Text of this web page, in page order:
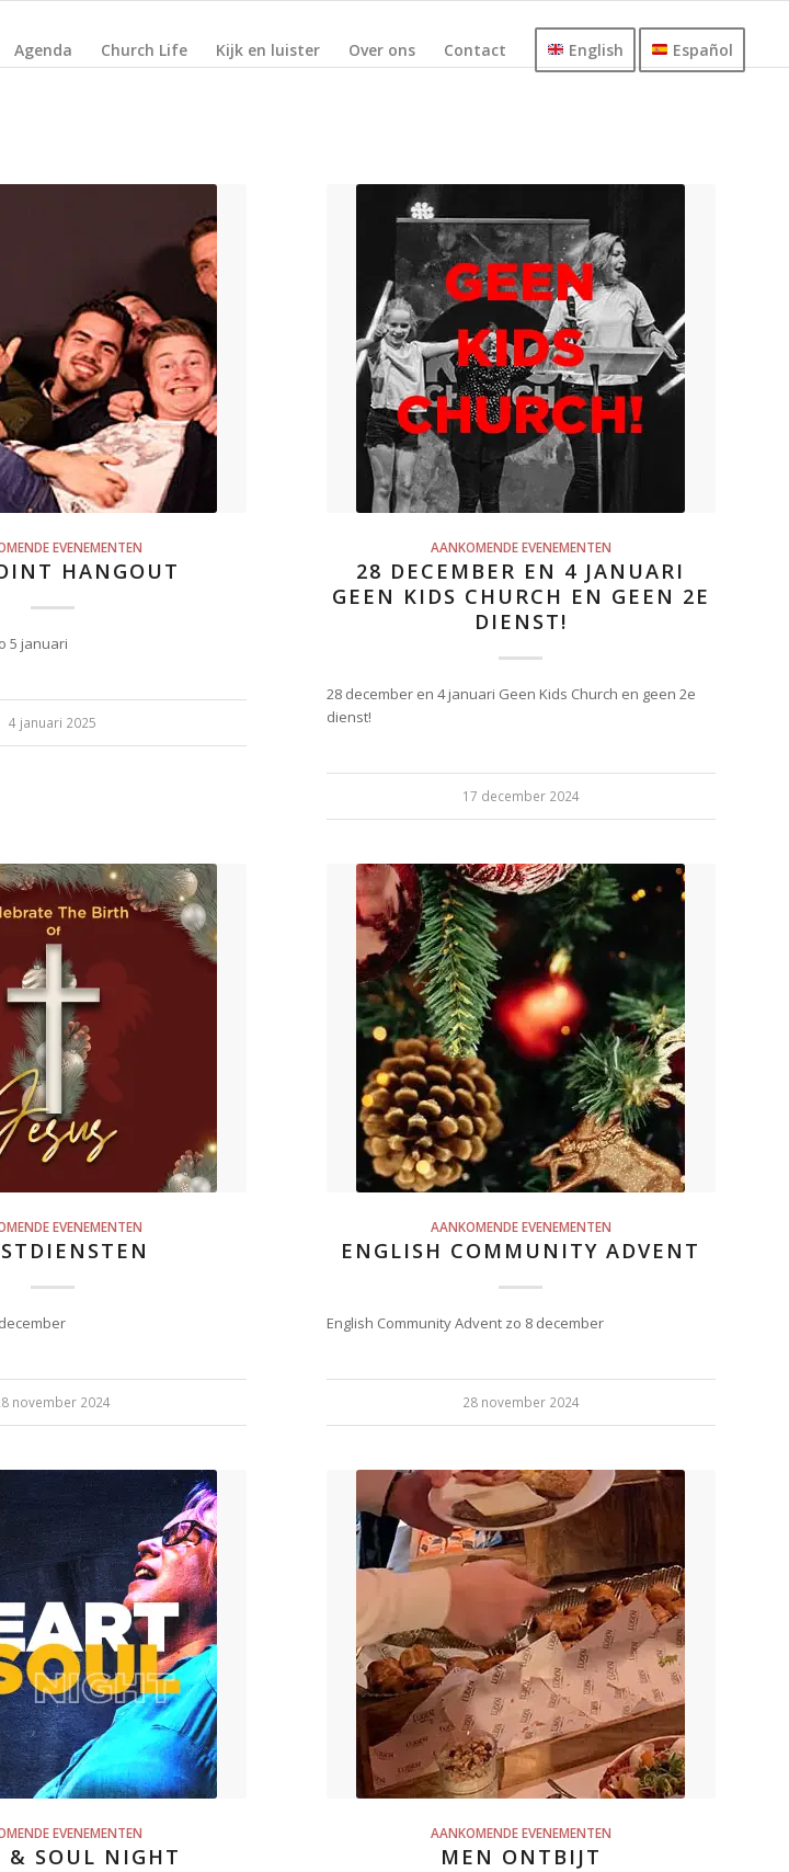
Agenda Church Life Kijk en luister Over ons Contact English Español
EVENEMENTEN
HANGOUT
5 januari
4 januari 2025
AANKOMENDE EVENEMENTEN
28 DECEMBER EN 4 JANUARI
GEEN KIDS CHURCH EN GEEN 2E
DIENST!
28 december en 4 januari Geen Kids Church en geen 2e
dienst!
17 december 2024
EVENEMENTEN
november 2024
AANKOMENDE EVENEMENTEN
ENGLISH COMMUNITY ADVENT
English Community Advent zo 8 december
28 november 2024
EVENEMENTEN
& SOUL NIGHT
AANKOMENDE EVENEMENTEN
MEN ONTBIJT